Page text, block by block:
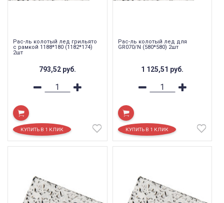
Рас-ль колотый лед грильято
с рамкой 1188*180 (1182*174)
2шт
793,52 руб.
Рас-ль колотый лед для
GR070/N (580*580) 2шт
1 125,51 руб.